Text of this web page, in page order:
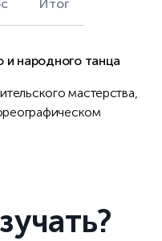
Итог
и народного танца
мастерства,